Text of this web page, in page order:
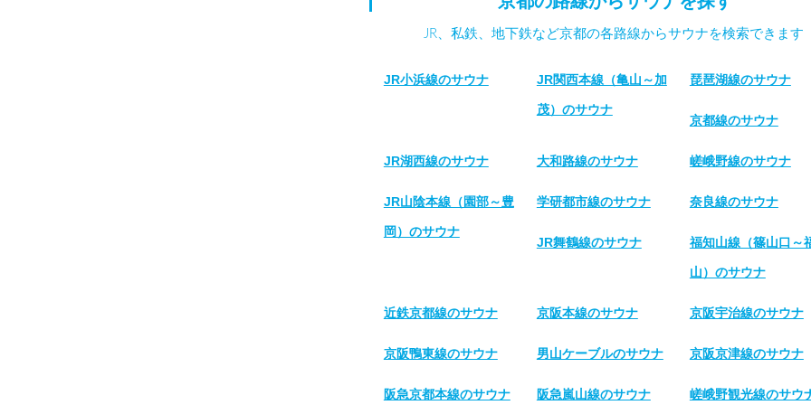
JR、私鉄、地下鉄など京都の各路線からサウナを検索できます
JR小浜線のサウナ JR関西本線（亀山～加
茂）のサウナ
琵琶湖線のサウナ
京都線のサウナ
JR湖西線のサウナ 大和路線のサウナ 嵯峨野線のサウナ
JR山陰本線（園部～豊
岡）のサウナ
学研都市線のサウナ 奈良線のサウナ
JR舞鶴線のサウナ 福知山線（篠山口～
山）のサウナ
近鉄京都線のサウナ 京阪本線のサウナ 京阪宇治線のサウナ
京阪鴨東線のサウナ 男山ケーブルのサウナ 京阪京津線のサウナ
阪急京都本線のサウナ 阪急嵐山線のサウナ 嵯峨野観光線のサウ